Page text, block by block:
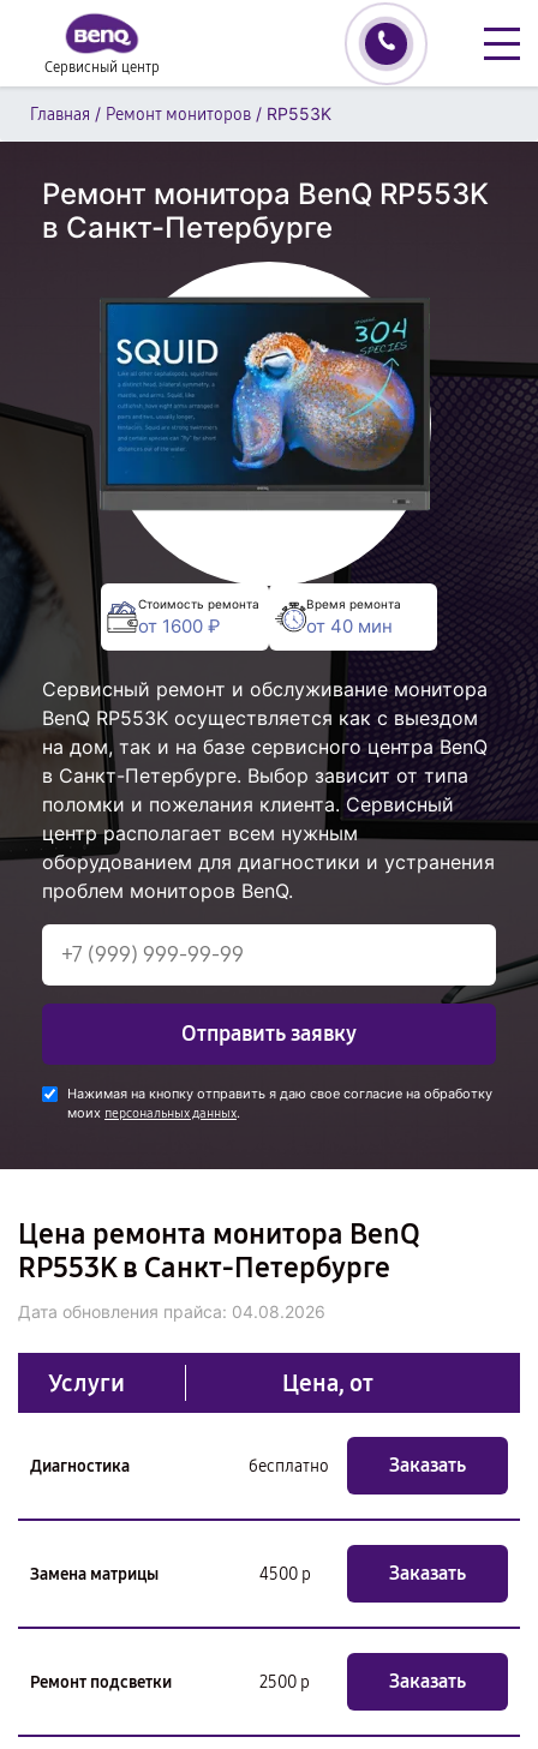
Сервисный центр
Главная / Ремонт мониторов / RP553K
Ремонт монитора BenQ RP553K
в Санкт-Петербурге
Стоимость ремонта
от 1600 ₽
Время ремонта
от 40 мин
Сервисный ремонт и обслуживание монитора
BenQ RP553K осуществляется как с выездом
на дом, так и на базе сервисного центра BenQ
в Санкт-Петербурге. Выбор зависит от типа
поломки и пожелания клиента. Сервисный
центр располагает всем нужным
оборудованием для диагностики и устранения
проблем мониторов BenQ.
Отправить заявку
Нажимая на кнопку отправить я даю свое согласие на обработку
моих персональных данных.
Цена ремонта монитора BenQ
RP553K в Санкт-Петербурге
Дата обновления прайса: 04.08.2026
Услуги Цена, от
Диагностика бесплатно Заказать
Замена матрицы 4500 р Заказать
Ремонт подсветки 2500 р Заказать